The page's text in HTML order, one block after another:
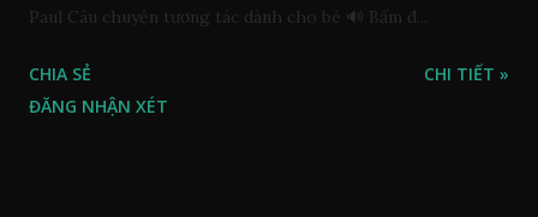
Paul Câu chuyện tương tác dành cho bé 🔊 Bấm đ...
CHIA SẺ
ĐĂNG NHẬN XÉT
CHI TIẾT »